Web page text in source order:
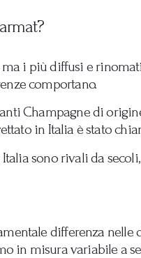
i più diffusi e
comportano.
Champagne di
in Italia è stato
sono rivali da
differenza nelle
in misura variabile a